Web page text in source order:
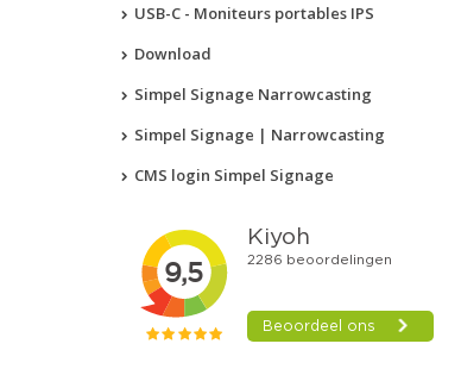
USB-C - Moniteurs portables IPS
Download
Simpel Signage Narrowcasting
Simpel Signage | Narrowcasting
CMS login Simpel Signage